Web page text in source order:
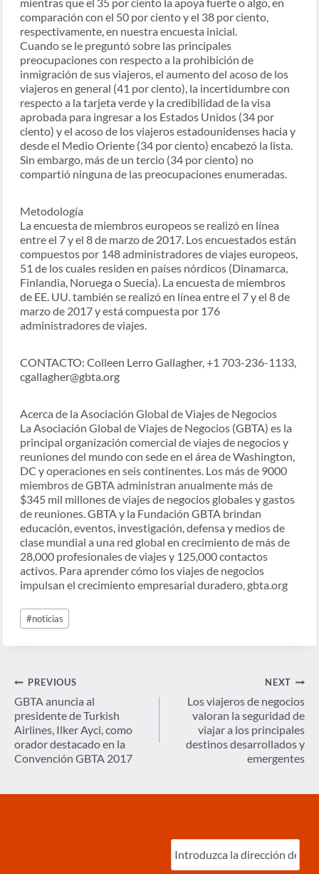
mientras que el 35 por ciento la apoya fuerte o algo, en
comparación con el 50 por ciento y el 38 por ciento,
respectivamente, en nuestra encuesta inicial.
Cuando se le preguntó sobre las principales
preocupaciones con respecto a la prohibición de
inmigración de sus viajeros, el aumento del acoso de los
viajeros en general (41 por ciento), la incertidumbre con
respecto a la tarjeta verde y la credibilidad de la visa
aprobada para ingresar a los Estados Unidos (34 por
ciento) y el acoso de los viajeros estadounidenses hacia y
desde el Medio Oriente (34 por ciento) encabezó la lista.
Sin embargo, más de un tercio (34 por ciento) no
compartió ninguna de las preocupaciones enumeradas.
Metodología
La encuesta de miembros europeos se realizó en línea
entre el 7 y el 8 de marzo de 2017. Los encuestados están
compuestos por 148 administradores de viajes europeos,
51 de los cuales residen en países nórdicos (Dinamarca,
Finlandia, Noruega o Suecia). La encuesta de miembros
de EE. UU. también se realizó en línea entre el 7 y el 8 de
marzo de 2017 y está compuesta por 176
administradores de viajes.
CONTACTO: Colleen Lerro Gallagher, +1 703-236-1133,
cgallagher@gbta.org
Acerca de la Asociación Global de Viajes de Negocios
La Asociación Global de Viajes de Negocios (GBTA) es la
principal organización comercial de viajes de negocios y
reuniones del mundo con sede en el área de Washington,
DC y operaciones en seis continentes. Los más de 9000
miembros de GBTA administran anualmente más de
$345 mil millones de viajes de negocios globales y gastos
de reuniones. GBTA y la Fundación GBTA brindan
educación, eventos, investigación, defensa y medios de
clase mundial a una red global en crecimiento de más de
28,000 profesionales de viajes y 125,000 contactos
activos. Para aprender cómo los viajes de negocios
impulsan el crecimiento empresarial duradero, gbta.org
Post
Tags:
#noticias
Navegación
de
entradas
PREVIOUS
GBTA anuncia al
presidente de Turkish
Airlines, Ilker Ayci, como
orador destacado en la
Convención GBTA 2017
NEXT
Los viajeros de negocios
valoran la seguridad de
viajar a los principales
destinos desarrollados y
emergentes
Ingrese
correo
electrónico